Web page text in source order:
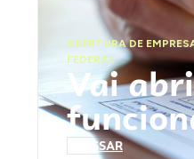
ABERTURA DE
FEDERAL
Vai
ACESSAR